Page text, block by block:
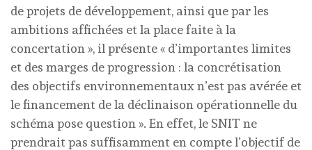
de projets de développement, ainsi que par les
ambitions affichées et la place faite à la
concertation », il présente « d’importantes limites
et des marges de progression : la concrétisation
des objectifs environnementaux n’est pas avérée et
le financement de la déclinaison opérationnelle du
schéma pose question ». En effet, le SNIT ne
prendrait pas suffisamment en compte l’objectif de